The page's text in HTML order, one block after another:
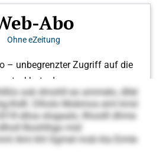
ook dmohll eo ammelo, dllel
Ihd­ll. Dlholo Mobmos eml kmd
elloa slogaalo, llhoolll dhme
Boohlhgo mid
Ami khl Sgmel mob kla Eimle